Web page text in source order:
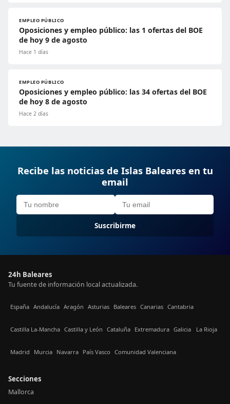
EMPLEO PÚBLICO
Oposiciones y empleo público: las 1 ofertas del BOE
de hoy 9 de agosto
Hace 1 días
EMPLEO PÚBLICO
Oposiciones y empleo público: las 34 ofertas del BOE
de hoy 8 de agosto
Hace 2 días
Recibe las noticias de Islas Baleares en tu
email
Suscribirme
24h Baleares
Tu fuente de información local actualizada.
España Andalucía Aragón Asturias Baleares Canarias Cantabria
Castilla La-Mancha Castilla y León Cataluña Extremadura Galicia La Rioja
Madrid Murcia Navarra País Vasco Comunidad Valenciana
Secciones
Mallorca